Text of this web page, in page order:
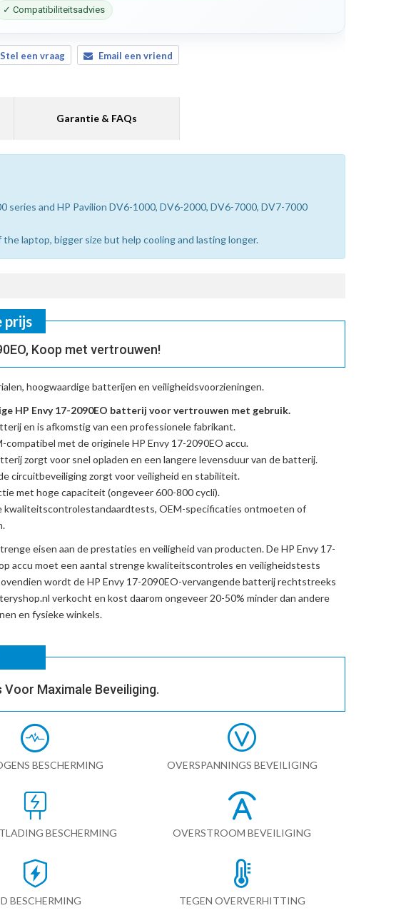
✓ Compatibiliteitsadvies
Stel een vraag Email een vriend
Garantie & FAQs
and HP Pavilion DV6-1000, DV6-2000, DV6-7000, DV7-7000
laptop, bigger size but help cooling and lasting longer.
prijs
Koop met vertrouwen!
hoogwaardige batterijen en veiligheidsvoorzieningen.
HP Envy 17-2090EO batterij voor vertrouwen met gebruik.
en is afkomstig van een professionele fabrikant.
compatibel met deoriginele HP Envy 17-2090EO accu.
zorgt voor snel opladen en een langere levensduur van de batterij.
circuitbeveiliging zorgt voor veiligheid en stabiliteit.
met hoge capaciteit (ongeveer 600-800 cycli).
kwaliteitscontrolestandaardtests, OEM-specificaties ontmoeten of
eisen aan de prestaties en veiligheid van producten. DeHP Envy 17-
accu moet een aantal strenge kwaliteitscontroles en veiligheidstests
wordt deHP Envy 17-2090EO-vervangende batterijrechtstreeks
verkocht en kost daarom ongeveer 20-50% minder dan andere
en fysieke winkels.
Maximale Beveiliging.
BESCHERMING OVERSPANNINGS BEVEILIGING
BESCHERMING OVERSTROOM BEVEILIGING
BESCHERMING TEGEN OVERVERHITTING